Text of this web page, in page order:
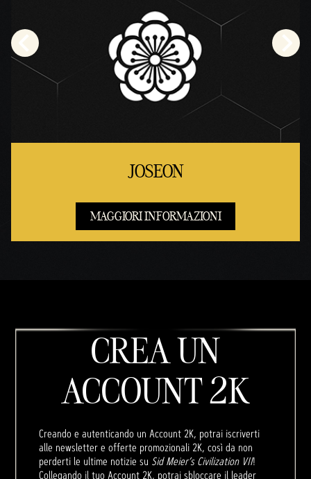
JOSEON
MAGGIORI INFORMAZIONI
CREA UN
ACCOUNT 2K
Creando e autenticando un Account 2K, potrai iscriverti
alle newsletter e offerte promozionali 2K, così da non
perderti le ultime notizie su Sid Meier’s Civilization VII!
Collegando il tuo Account 2K, potrai sbloccare il leader